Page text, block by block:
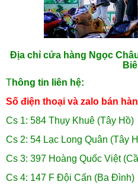
Địa chỉ cửa hàng Ngọc
Thông tin liên hệ:
Số điện thoại và zalo bán
Cs 1: 584 Thụy Khuê (Tây Hồ)
Cs 2: 54 Lạc Long Quân (Tây
Cs 3: 397 Hoàng Quốc Việt
Cs 4: 147 F Đội Cấn (Ba Đình)